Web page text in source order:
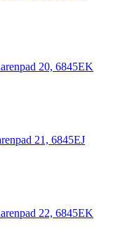
20, 6845EK
21, 6845EJ
22, 6845EK